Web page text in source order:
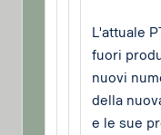
L'attuale
fuori
nuovi
della
e le sue